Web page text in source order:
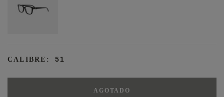
CALIBRE: 51
AGOTADO